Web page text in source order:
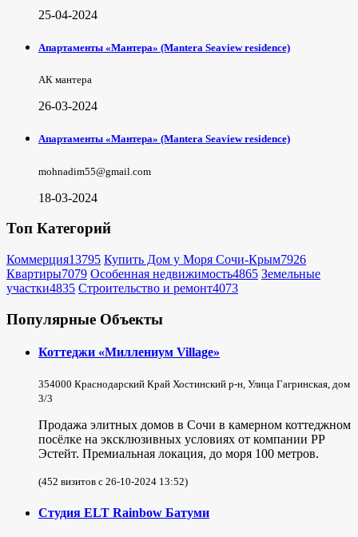
25-04-2024
Апартаменты «Мантера» (Mantera Seaview rеsidence)
АК мантера
26-03-2024
Апартаменты «Мантера» (Mantera Seaview rеsidence)
mohnadim55@gmail.com
18-03-2024
Топ Категорий
Коммерция13795 Купить Дом у Моря Сочи-Крым7926
Квартиры7079 Особенная недвижимость4865 Земельные
участки4835 Строительство и ремонт4073
Популярные Объекты
Коттеджи «Миллениум Village»
354000 Краснодарский Край Хостинский р-н, Улица Гагринская, дом
3/3
Продажа элитных домов в Сочи в камерном коттеджном
посёлке на эксклюзивных условиях от компании РР
Эстейт. Премиальная локация, до моря 100 метров.
(452 визитов с 26-10-2024 13:52)
Студия ELT Rainbow Батуми